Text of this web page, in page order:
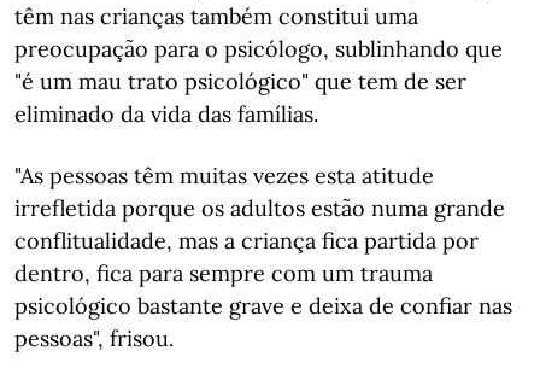
têm nas crianças também constitui uma
preocupação para o psicólogo, sublinhando que
"é um mau trato psicológico" que tem de ser
eliminado da vida das famílias.
"As pessoas têm muitas vezes esta atitude
irrefletida porque os adultos estão numa grande
conflitualidade, mas a criança fica partida por
dentro, fica para sempre com um trauma
psicológico bastante grave e deixa de confiar nas
pessoas", frisou.